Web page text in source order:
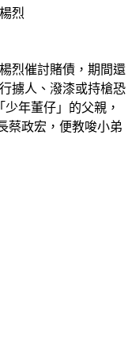
擄人、潑漆或持槍恐
少年董仔」的父親，
蔡政宏，便教唆小弟